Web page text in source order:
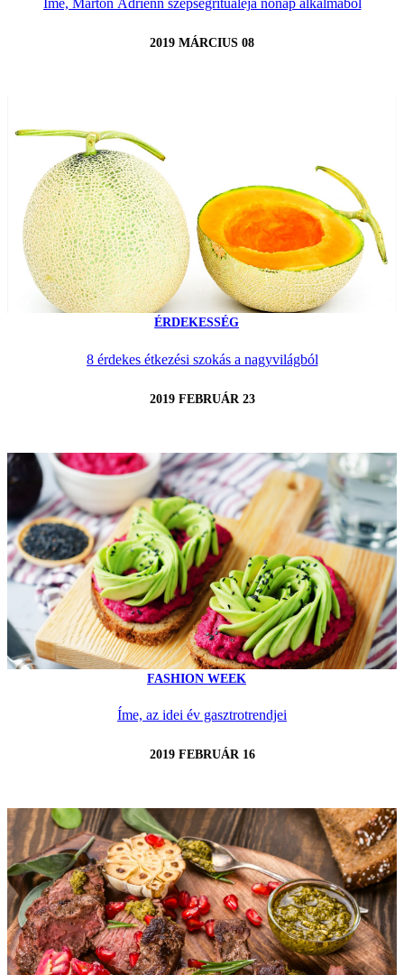
Íme, Marton Adrienn szépségrituáléja nőnap alkalmából
2019 MÁRCIUS 08
ÉRDEKESSÉG
8 érdekes étkezési szokás a nagyvilágból
2019 FEBRUÁR 23
FASHION WEEK
Íme, az idei év gasztrotrendjei
2019 FEBRUÁR 16